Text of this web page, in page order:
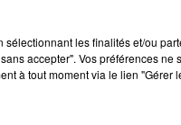
les finalités et/ou
accepter". Vos préférences ne
à tout moment via le lien "Gérer